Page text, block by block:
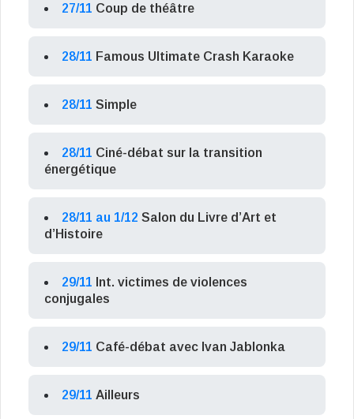
27/11 Coup de théâtre
28/11 Famous Ultimate Crash Karaoke
28/11 Simple
28/11 Ciné-débat sur la transition
énergétique
28/11 au 1/12 Salon du Livre d’Art et
d’Histoire
29/11 Int. victimes de violences
conjugales
29/11 Café-débat avec Ivan Jablonka
29/11 Ailleurs